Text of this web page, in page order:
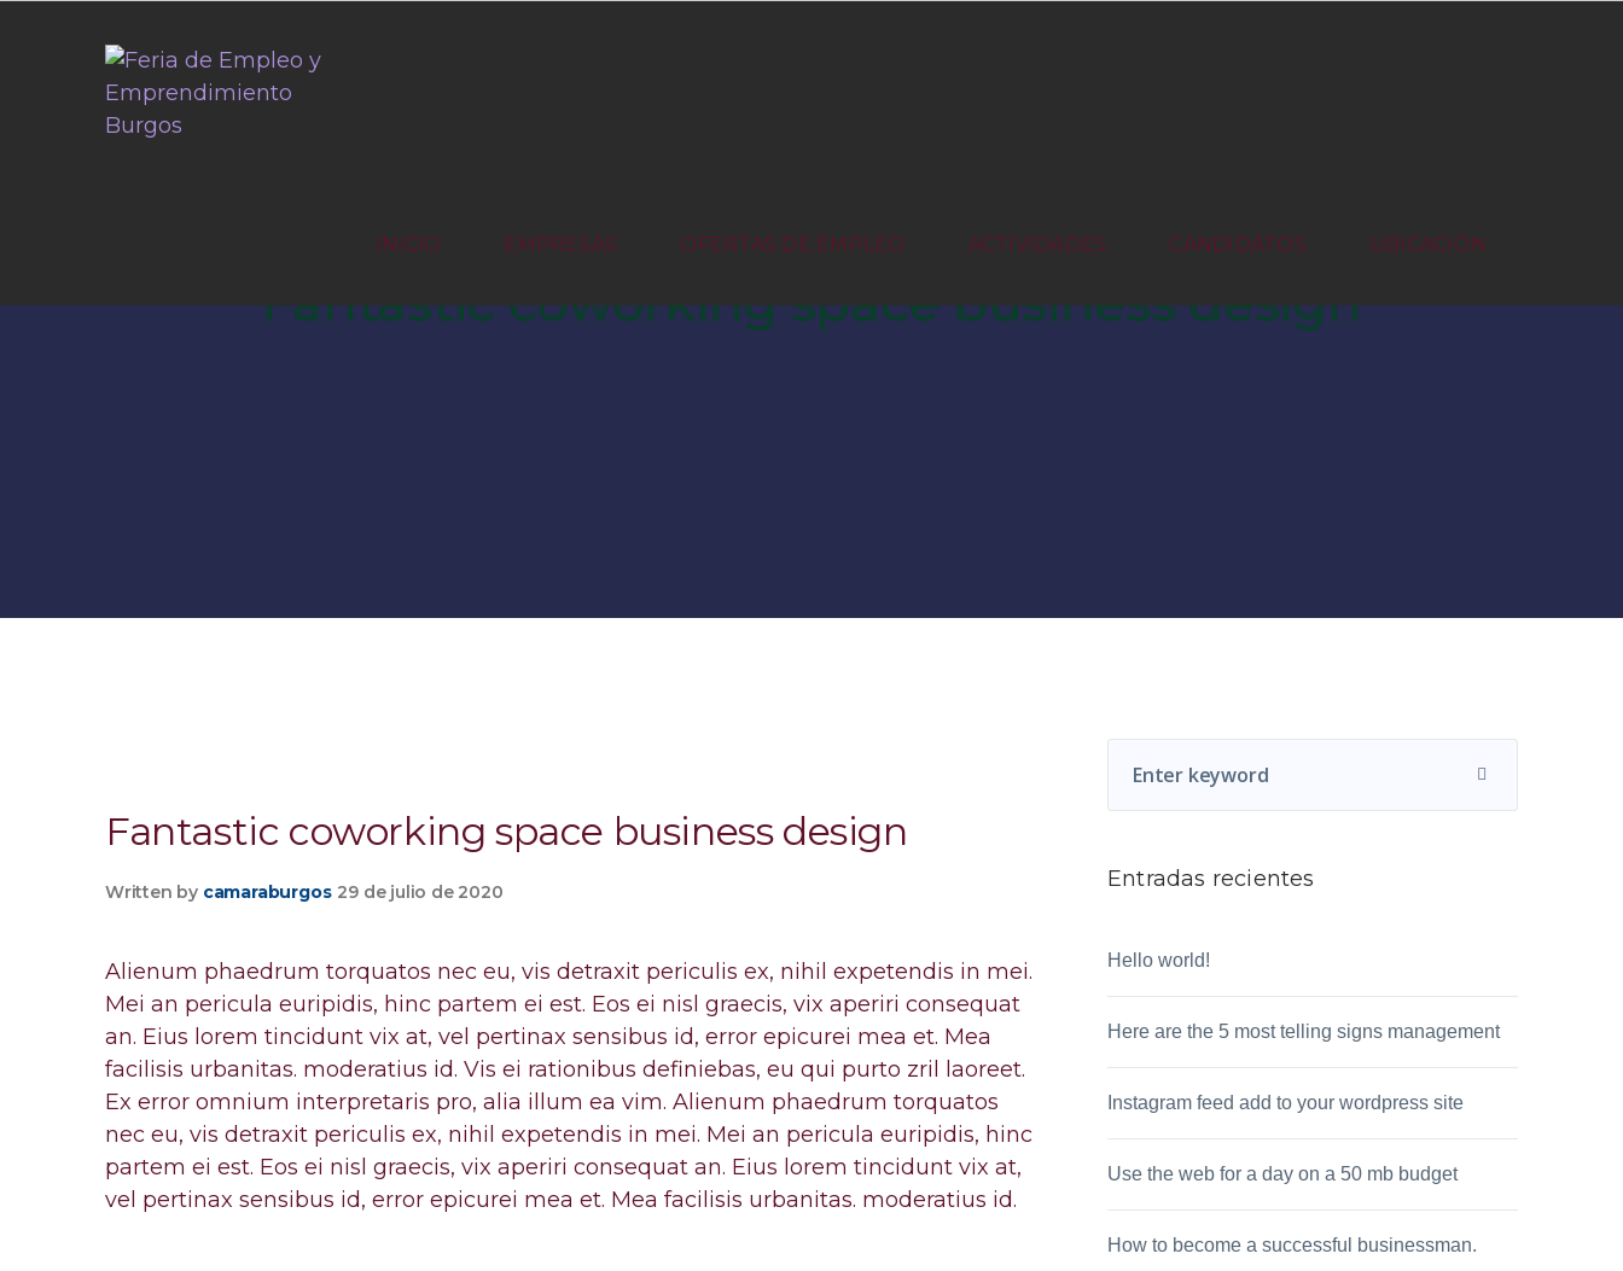
INICIO EMPRESAS OFERTAS DE EMPLEO ACTIVIDADES CANDIDATOS UBICACIÓN
Fantastic coworking space business design
Fantastic coworking space business design
Written by camaraburgos 29 de julio de 2020
Alienum phaedrum torquatos nec eu, vis detraxit periculis ex, nihil expetendis in mei.
Mei an pericula euripidis, hinc partem ei est. Eos ei nisl graecis, vix aperiri consequat
an. Eius lorem tincidunt vix at, vel pertinax sensibus id, error epicurei mea et. Mea
facilisis urbanitas. moderatius id. Vis ei rationibus definiebas, eu qui purto zril laoreet.
Ex error omnium interpretaris pro, alia illum ea vim. Alienum phaedrum torquatos
nec eu, vis detraxit periculis ex, nihil expetendis in mei. Mei an pericula euripidis, hinc
partem ei est. Eos ei nisl graecis, vix aperiri consequat an. Eius lorem tincidunt vix at,
vel pertinax sensibus id, error epicurei mea et. Mea facilisis urbanitas. moderatius id.
Entradas recientes
Hello world!
Here are the 5 most telling signs management
Instagram feed add to your wordpress site
Use the web for a day on a 50 mb budget
How to become a successful businessman.